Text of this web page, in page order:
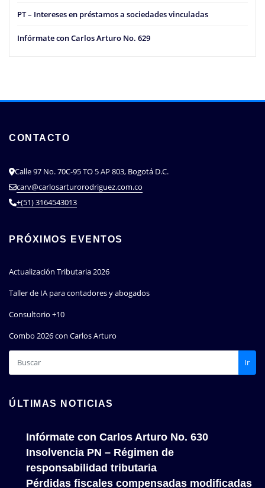
PT – Intereses en préstamos a sociedades vinculadas
Infórmate con Carlos Arturo No. 629
CONTACTO
Calle 97 No. 70C-95 TO 5 AP 803, Bogotá D.C.
carv@carlosarturorodriguez.com.co
+(51) 3164543013
PRÓXIMOS EVENTOS
Actualización Tributaria 2026
Taller de IA para contadores y abogados
Consultorio +10
Combo 2026 con Carlos Arturo
Ir
ÚLTIMAS NOTICIAS
Infórmate con Carlos Arturo No. 630
Insolvencia PN – Régimen de
responsabilidad tributaria
Pérdidas fiscales compensadas modificadas